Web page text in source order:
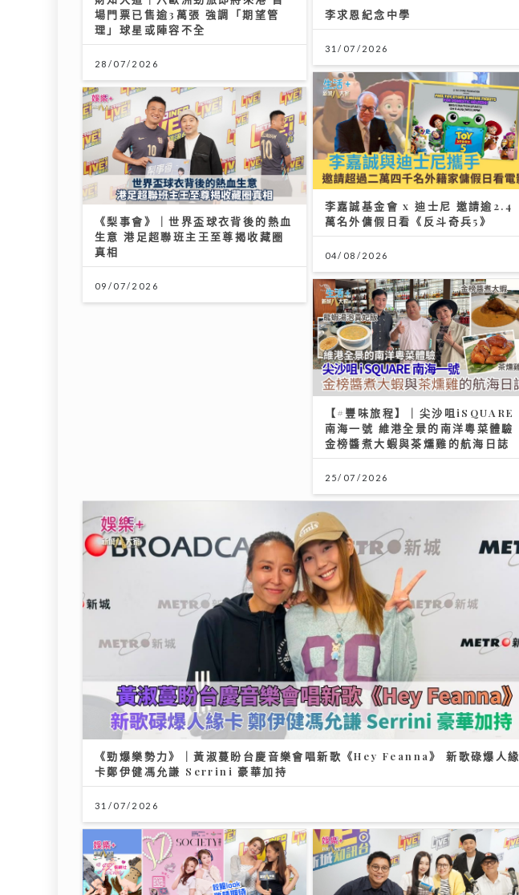
場門票已售逾3萬張 強調「期望管
理」球星或陣容不全
28/07/2026
李求恩紀念中學
31/07/2026
李嘉誠基金會 x 迪士尼 邀請逾2.4
萬名外傭假日看《反斗奇兵5》
04/08/2026
《梨事會》｜世界盃球衣背後的熱血
生意 港足超聯班主王至尊揭收藏圈
真相
09/07/2026
【#豐味旅程】｜尖沙咀iSQUARE
南海一號 維港全景的南洋粵菜體驗
金榜醬煮大蝦與茶燻雞的航海日誌
25/07/2026
《勁爆樂勢力》｜黃淑蔓盼台慶音樂會唱新歌《Hey Feanna》 新歌碌爆人緣
卡鄭伊健馮允謙 Serrini 豪華加持
31/07/2026